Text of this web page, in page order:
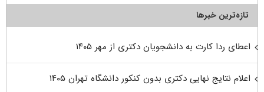
تازه‌ترین خبرها
اعطای ردا کارت به دانشجویان دکتری از مهر ۱۴۰۵
اعلام نتایج نهایی دکتری بدون کنکور دانشگاه تهران ۱۴۰۵